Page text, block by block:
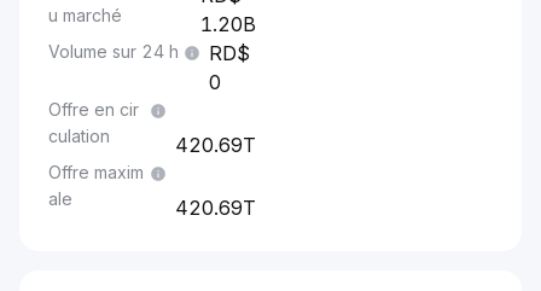
u marché
1.20B
Volume sur 24 h
0
Offre en cir
culation
420.69T
Offre maxim
ale
420.69T